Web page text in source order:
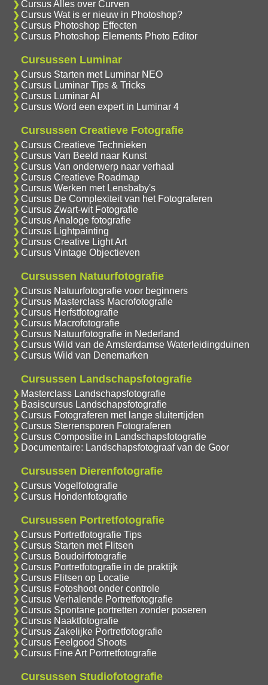
Cursus Alles over Curven
Cursus Wat is er nieuw in Photoshop?
Cursus Photoshop Effecten
Cursus Photoshop Elements Photo Editor
Cursussen Luminar
Cursus Starten met Luminar NEO
Cursus Luminar Tips & Tricks
Cursus Luminar AI
Cursus Word een expert in Luminar 4
Cursussen Creatieve Fotografie
Cursus Creatieve Technieken
Cursus Van Beeld naar Kunst
Cursus Van onderwerp naar verhaal
Cursus Creatieve Roadmap
Cursus Werken met Lensbaby's
Cursus De Complexiteit van het Fotograferen
Cursus Zwart-wit Fotografie
Cursus Analoge fotografie
Cursus Lightpainting
Cursus Creative Light Art
Cursus Vintage Objectieven
Cursussen Natuurfotografie
Cursus Natuurfotografie voor beginners
Cursus Masterclass Macrofotografie
Cursus Herfstfotografie
Cursus Macrofotografie
Cursus Natuurfotografie in Nederland
Cursus Wild van de Amsterdamse Waterleidingduinen
Cursus Wild van Denemarken
Cursussen Landschapsfotografie
Masterclass Landschapsfotografie
Basiscursus Landschapsfotografie
Cursus Fotograferen met lange sluitertijden
Cursus Sterrensporen Fotograferen
Cursus Compositie in Landschapsfotografie
Documentaire: Landschapsfotograaf van de Goor
Cursussen Dierenfotografie
Cursus Vogelfotografie
Cursus Hondenfotografie
Cursussen Portretfotografie
Cursus Portretfotografie Tips
Cursus Starten met Flitsen
Cursus Boudoirfotografie
Cursus Portretfotografie in de praktijk
Cursus Flitsen op Locatie
Cursus Fotoshoot onder controle
Cursus Verhalende Portretfotografie
Cursus Spontane portretten zonder poseren
Cursus Naaktfotografie
Cursus Zakelijke Portretfotografie
Cursus Feelgood Shoots
Cursus Fine Art Portretfotografie
Cursussen Studiofotografie